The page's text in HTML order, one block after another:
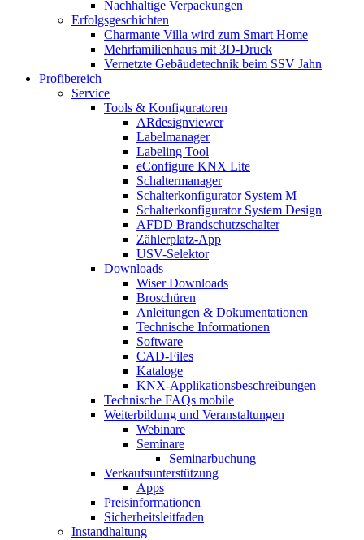
Nachhaltige Verpackungen
Erfolgsgeschichten
Charmante Villa wird zum Smart Home
Mehrfamilienhaus mit 3D-Druck
Vernetzte Gebäudetechnik beim SSV Jahn
Profibereich
Service
Tools & Konfiguratoren
ARdesignviewer
Labelmanager
Labeling Tool
eConfigure KNX Lite
Schaltermanager
Schalterkonfigurator System M
Schalterkonfigurator System Design
AFDD Brandschutzschalter
Zählerplatz-App
USV-Selektor
Downloads
Wiser Downloads
Broschüren
Anleitungen & Dokumentationen
Technische Informationen
Software
CAD-Files
Kataloge
KNX-Applikationsbeschreibungen
Technische FAQs mobile
Weiterbildung und Veranstaltungen
Webinare
Seminare
Seminarbuchung
Verkaufsunterstützung
Apps
Preisinformationen
Sicherheitsleitfaden
Instandhaltung